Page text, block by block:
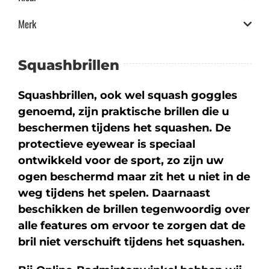
Merk
Squashbrillen
Squashbrillen, ook wel squash goggles
genoemd, zijn praktische brillen die u
beschermen tijdens het squashen. De
protectieve eyewear is speciaal
ontwikkeld voor de sport, zo zijn uw
ogen beschermd maar zit het u niet in de
weg tijdens het spelen. Daarnaast
beschikken de brillen tegenwoordig over
alle features om ervoor te zorgen dat de
bril niet verschuift tijdens het squashen.